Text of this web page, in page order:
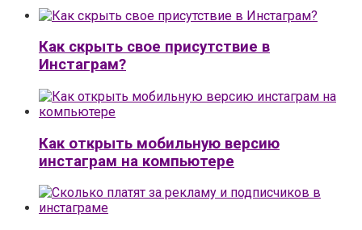
Как скрыть свое присутствие в
Инстаграм?
Как открыть мобильную версию
инстаграм на компьютере